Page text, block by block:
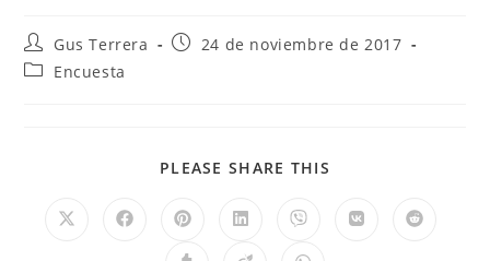
Gus Terrera
24 de noviembre de 2017
Encuesta
PLEASE SHARE THIS